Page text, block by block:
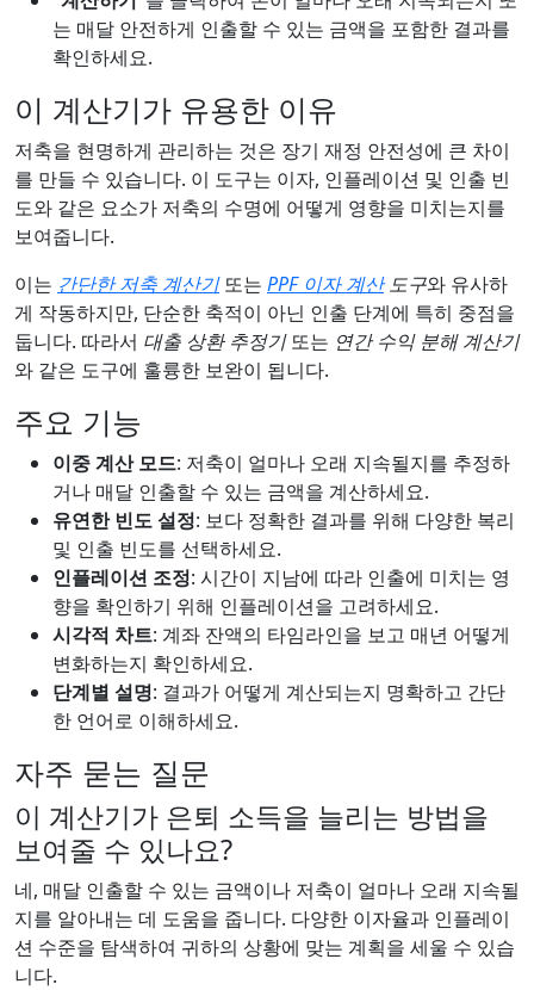
는 매달 안전하게 인출할 수 있는 금액을 포함한 결과를
확인하세요.
이 계산기가 유용한 이유
저축을 현명하게 관리하는 것은 장기 재정 안전성에 큰 차이
를 만들 수 있습니다. 이 도구는 이자, 인플레이션 및 인출 빈
도와 같은 요소가 저축의 수명에 어떻게 영향을 미치는지를
보여줍니다.
이는 간단한 저축 계산기또는 PPF 이자 계산도구와 유사하
게 작동하지만, 단순한 축적이 아닌 인출 단계에 특히 중점을
둡니다. 따라서 대출 상환 추정기또는 연간 수익 분해 계산기
와 같은 도구에 훌륭한 보완이 됩니다.
주요 기능
이중 계산 모드: 저축이 얼마나 오래 지속될지를 추정하
거나 매달 인출할 수 있는 금액을 계산하세요.
유연한 빈도 설정: 보다 정확한 결과를 위해 다양한 복리
및 인출 빈도를 선택하세요.
인플레이션 조정: 시간이 지남에 따라 인출에 미치는 영
향을 확인하기 위해 인플레이션을 고려하세요.
시각적 차트: 계좌 잔액의 타임라인을 보고 매년 어떻게
변화하는지 확인하세요.
단계별 설명: 결과가 어떻게 계산되는지 명확하고 간단
한 언어로 이해하세요.
자주 묻는 질문
이 계산기가 은퇴 소득을 늘리는 방법을
보여줄 수 있나요?
네, 매달 인출할 수 있는 금액이나 저축이 얼마나 오래 지속될
지를 알아내는 데 도움을 줍니다. 다양한 이자율과 인플레이
션 수준을 탐색하여 귀하의 상황에 맞는 계획을 세울 수 있습
니다.